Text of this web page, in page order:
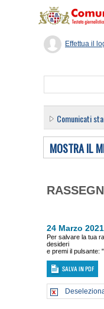
Effettua il
Comunicati
MOSTRA IL
24 Marzo 2021
Per salvare la tua
desideri
e premi il pulsante: